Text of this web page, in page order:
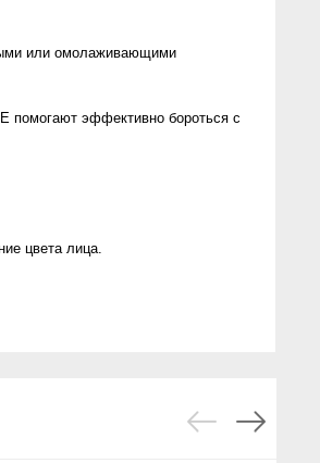
или омолаживающими
помогают эффективно бороться с
цвета лица.